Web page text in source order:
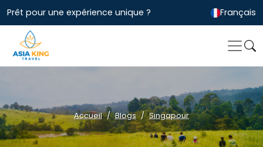
Prêt pour une expérience unique ? Français
Accueil Blogs Singapour